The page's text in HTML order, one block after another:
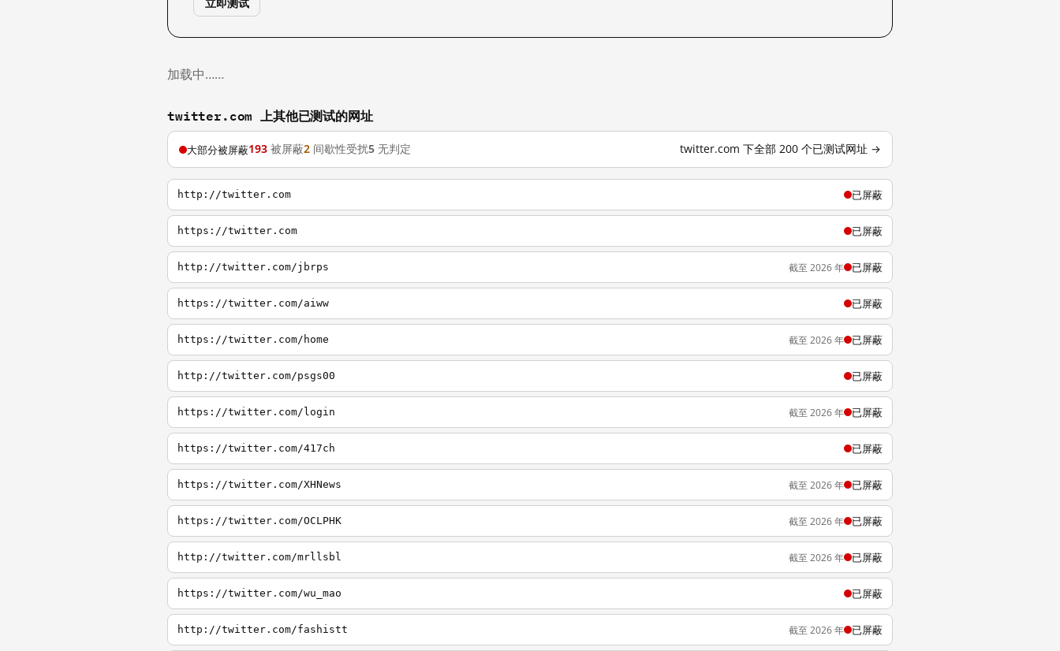
加载中……
twitter.com 上其他已测试的网址
大部分被屏蔽193 被屏蔽2 间歇性受扰5 无判定 twitter.com 下全部 200 个已测试网址 →
http://twitter.com 已屏蔽
https://twitter.com 已屏蔽
http://twitter.com/jbrps 截至 2026 年 已屏蔽
https://twitter.com/aiww 已屏蔽
https://twitter.com/home 截至 2026 年 已屏蔽
http://twitter.com/psgs00 已屏蔽
https://twitter.com/login 截至 2026 年 已屏蔽
https://twitter.com/417ch 已屏蔽
https://twitter.com/XHNews 截至 2026 年 已屏蔽
https://twitter.com/OCLPHK 截至 2026 年 已屏蔽
http://twitter.com/mrllsbl 截至 2026 年 已屏蔽
https://twitter.com/wu_mao 已屏蔽
http://twitter.com/fashistt 截至 2026 年 已屏蔽